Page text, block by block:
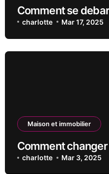
Comment se
charlotte Mar 17, 2025
Maison et immobilier
Comment
charlotte Mar 3, 2025